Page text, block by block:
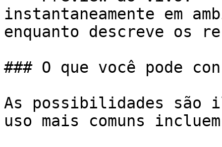
instantaneamente em
enquanto descreve os
### O que você pode
As possibilidades são
uso mais comuns